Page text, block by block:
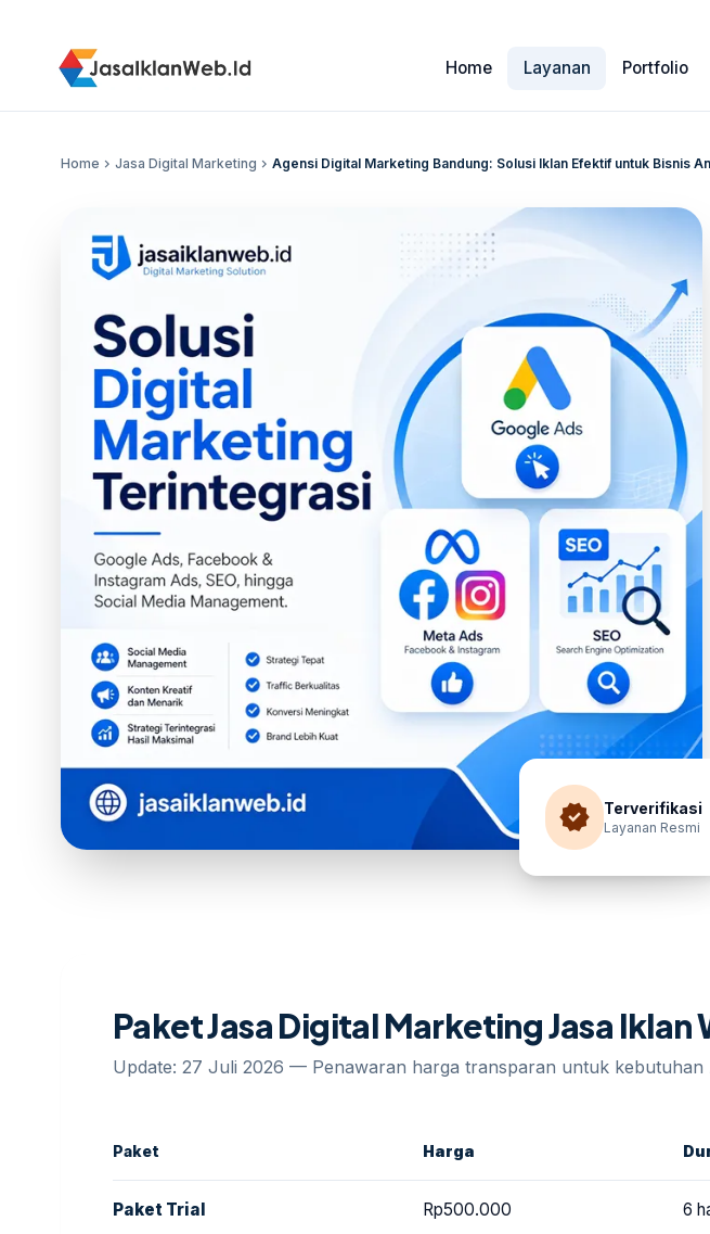
Home Layanan Portfolio
Home chevron_right Jasa Digital Marketing chevron_right Agensi Digital Marketing Bandung: Solusi Iklan Efektif untuk Bisnis
verified Terverifikasi
Layanan Resmi
Paket Jasa Digital Marketing Jasa Iklan
Update: 27 Juli 2026 — Penawaran harga transparan untuk kebutuhan
Paket Harga
Paket Trial Rp500.000 6